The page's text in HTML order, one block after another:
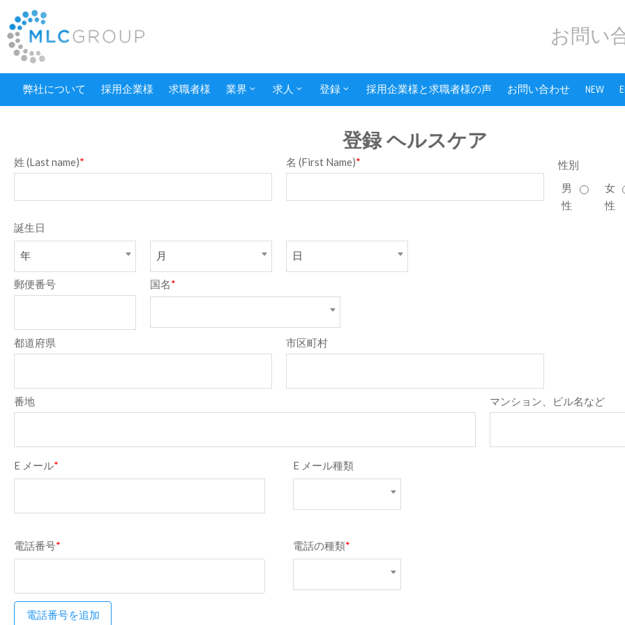
お問い
弊社について 採用企業様 求職者様 業界 求人 登録 採用企業様と求職者様の声 お問い合わせ NEW
登録 ヘルスケア
姓 (Last name)* 名 (First Name)*
性別
男
性
女
性
誕生日
年 月 日
郵便番号 国名*
都道府県 市区町村
番地 マンション、ビル名など
E メール* E メール種類
電話番号* 電話の種類*
電話番号を追加